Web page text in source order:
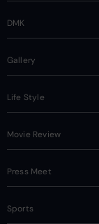
DMK
Gallery
Life Style
Movie Review
Press Meet
Sports